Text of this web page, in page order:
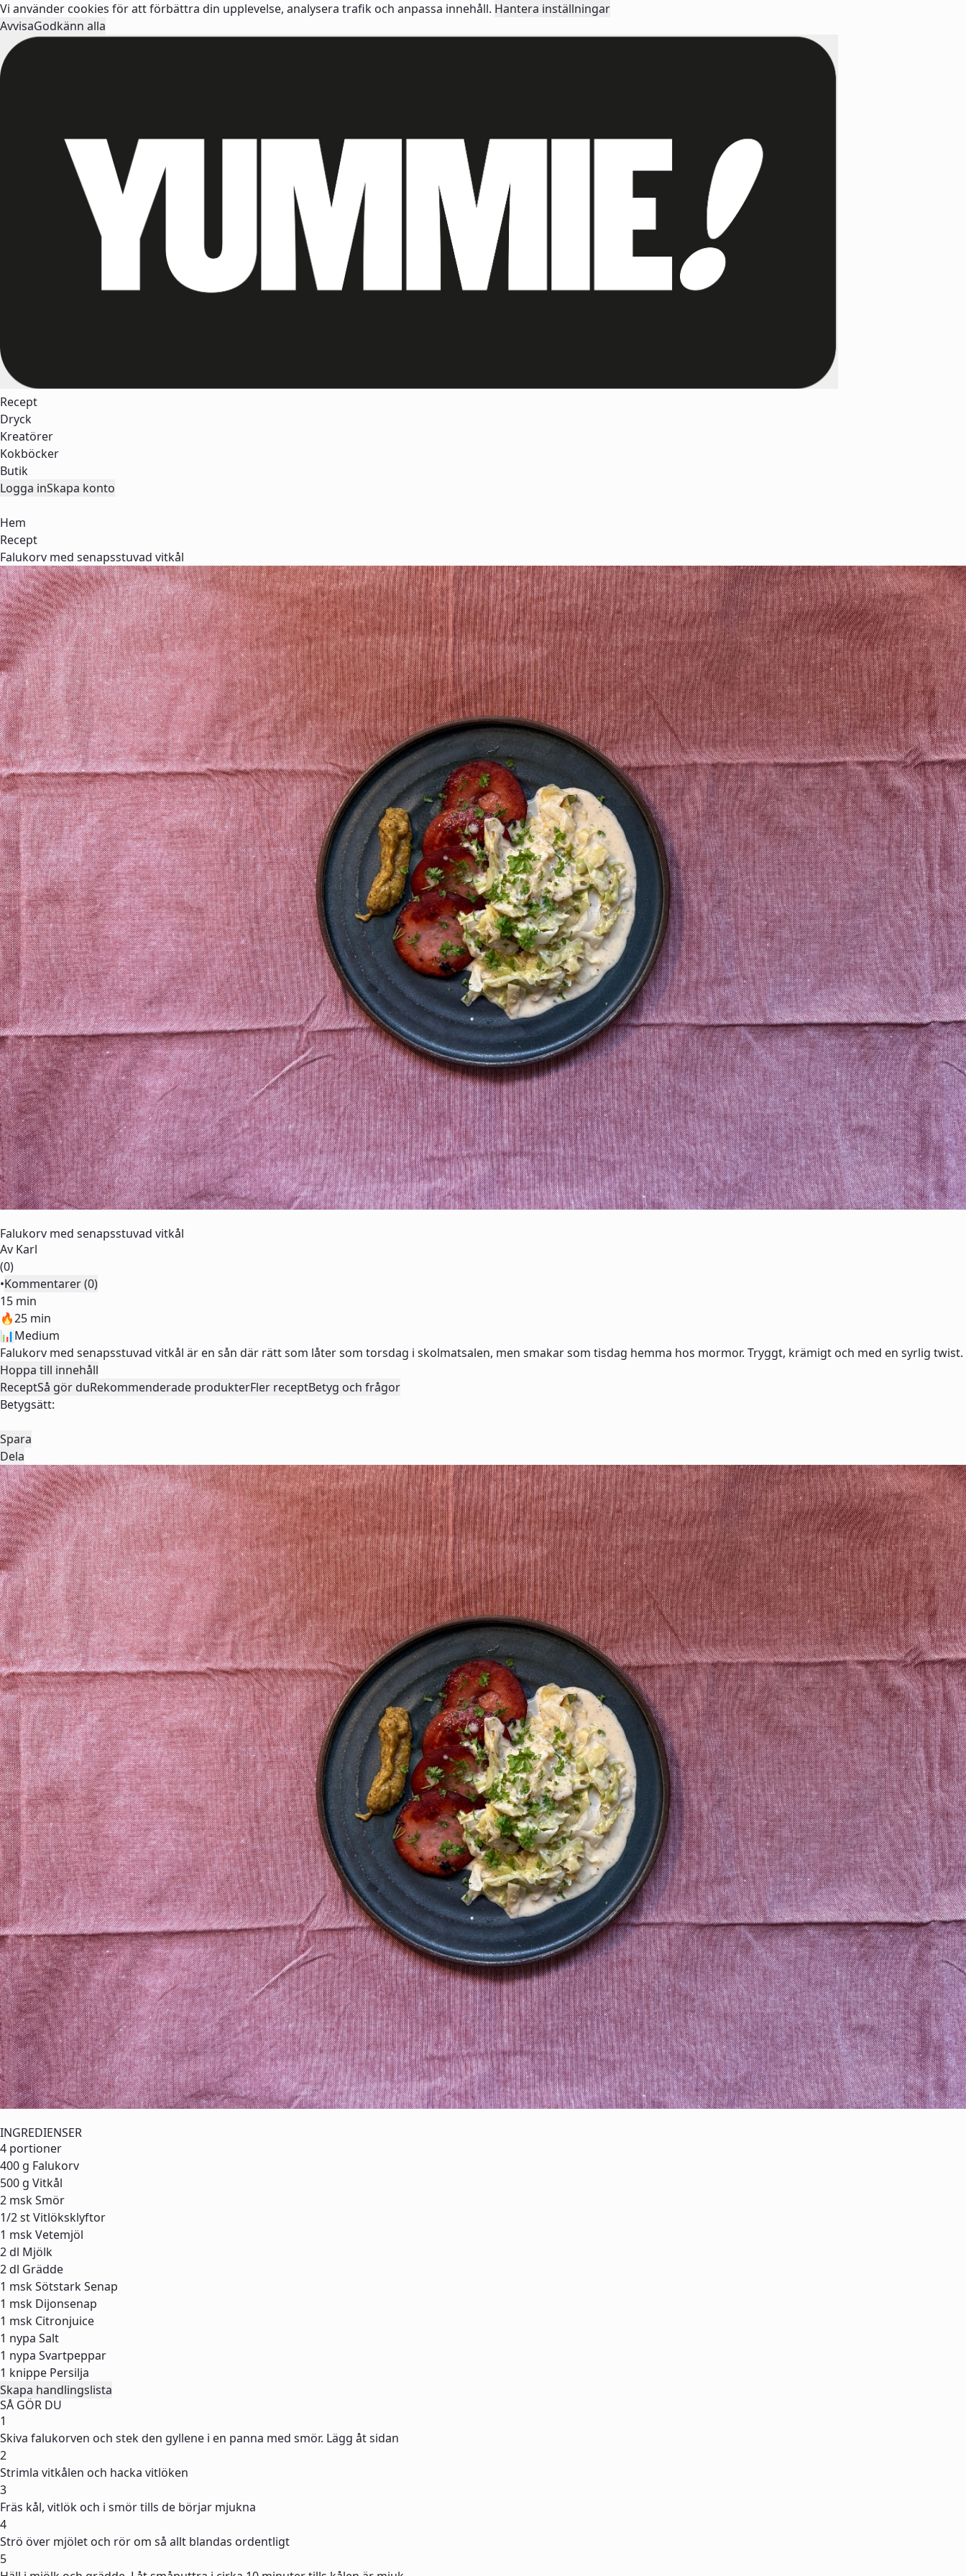
Vi använder cookies för att förbättra din upplevelse, analysera trafik och anpassa innehåll. Hantera inställningar
AvvisaGodkänn alla
Recept
Dryck
Kreatörer
Kokböcker
Butik
Logga inSkapa konto
Hem
Recept
Falukorv med senapsstuvad vitkål
Falukorv med senapsstuvad vitkål
Av Karl
(0)
•Kommentarer (0)
15 min
🔥25 min
📊Medium
Falukorv med senapsstuvad vitkål är en sån där rätt som låter som torsdag i skolmatsalen, men smakar som tisdag hemma hos mormor. Tryggt, krämigt och med en syrlig twist.
Hoppa till innehåll
ReceptSå gör duRekommenderade produkterFler receptBetyg och frågor
Betygsätt:
Spara
Dela
INGREDIENSER
4 portioner
400 g Falukorv
500 g Vitkål
2 mskSmör
1/2 stVitlöksklyftor
1 mskVetemjöl
2 dl Mjölk
2 dl Grädde
1 mskSötstark Senap
1 msk Dijonsenap
1 msk Citronjuice
1 nypa Salt
1 nypa Svartpeppar
1 knippe Persilja
Skapa handlingslista
SÅ GÖR DU
1
Skiva falukorven och stek den gyllene i en panna med smör. Lägg åt sidan
2
Strimla vitkålen och hacka vitlöken
3
Fräs kål, vitlök och i smör tills de börjar mjukna
4
Strö över mjölet och rör om så allt blandas ordentligt
5